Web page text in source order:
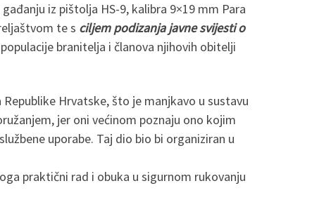
iz pištolja HS-9, kalibra 9×19 mm Para
te s ciljem podizanja javne svijesti o
branitelja i članova njihovih obitelji
Hrvatske, što je manjkavo u sustavu
jer oni većinom poznaju ono kojim
uporabe. Taj dio bio bi organiziran u
praktični rad i obuka u sigurnom rukovanju